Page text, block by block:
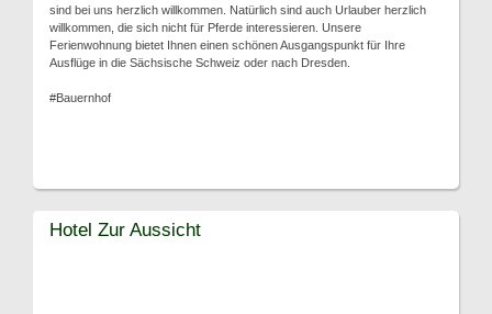
sind bei uns herzlich willkommen. Natürlich sind auch Urlauber herzlich
willkommen, die sich nicht für Pferde interessieren. Unsere
Ferienwohnung bietet Ihnen einen schönen Ausgangspunkt für Ihre
Ausflüge in die Sächsische Schweiz oder nach Dresden.
#Bauernhof
Hotel Zur Aussicht